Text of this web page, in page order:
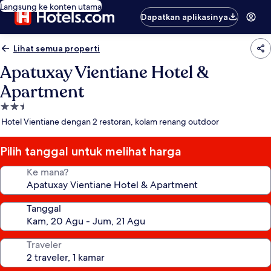
Langsung ke konten utama
Dapatkan aplikasinya
Lihat semua properti
Apatuxay Vientiane Hotel &
Apartment
Properti
bintang
Hotel Vientiane dengan 2 restoran, kolam renang outdoor
Pilih tanggal untuk melihat harga
Ke mana?
Tanggal
Traveler